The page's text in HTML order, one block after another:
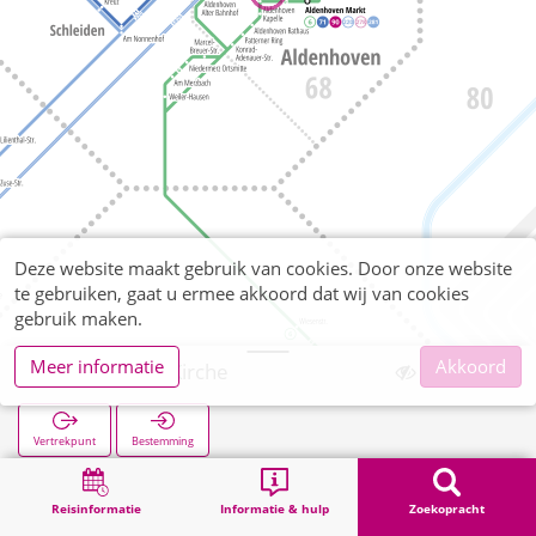
Reisinformatie Informatie & hulp Zoekopracht
Aldenhoven Kirche
Vertrekpunt Bestemming
Zoekopracht
Deze website maakt gebruik van cookies. Door onze website
te gebruiken, gaat u ermee akkoord dat wij van cookies
gebruik maken.
Meer informatie
Akkoord